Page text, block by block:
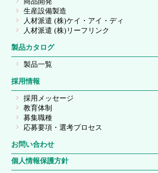
生産設備製造
人材派遣 (株)ケイ・アイ・ディ
人材派遣 (株)リーフリンク
製品カタログ
製品一覧
採用情報
採用メッセージ
教育体制
募集職種
応募要項・選考プロセス
お問い合わせ
個人情報保護方針